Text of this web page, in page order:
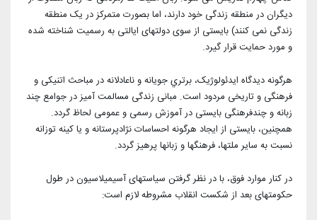
دیگران در منطقه زندگی خود دارند، اما بصورت متمرکز در یک منطقه
زندگی نمی کنند) بایستی از سوی دولتهای ایالتی به رسمیت شناخته شده
و مورد حمایت قرار گیرد.
هرگونه دیدگاه ایدئولوژیک، برتري جویانه و ناعادلانه در مباحث اتنیکی و
فرهنگی و تاریخی مردود است. مبانی زندگی مسالمت آمیز در جوامع چند
زبانه و چندفرهنگی بایستی در آموزش رسمی و عمومی لحاظ گردد.
همچنین، بایستی از ایجاد هرگونه احساسات نژادپرستانه و یا کینه توزانه
نسبت به سایر ملتها، فرهنگها و زبانها پرهیز گردد.
در کنار موارد فوق، با در نظر گرفتن سیاستهای آسیمیلاسیون در طول
حکومتهای بعد از شکست انقلاب مشروطه لازم است: